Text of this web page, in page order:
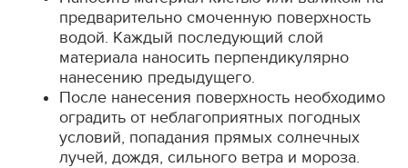
предварительно смоченную поверхность
водой. Каждый последующий слой
материала наносить перпендикулярно
нанесению предыдущего.
После нанесения поверхность необходимо
оградить от неблагоприятных погодных
условий, попадания прямых солнечных
лучей, дождя, сильного ветра и мороза.